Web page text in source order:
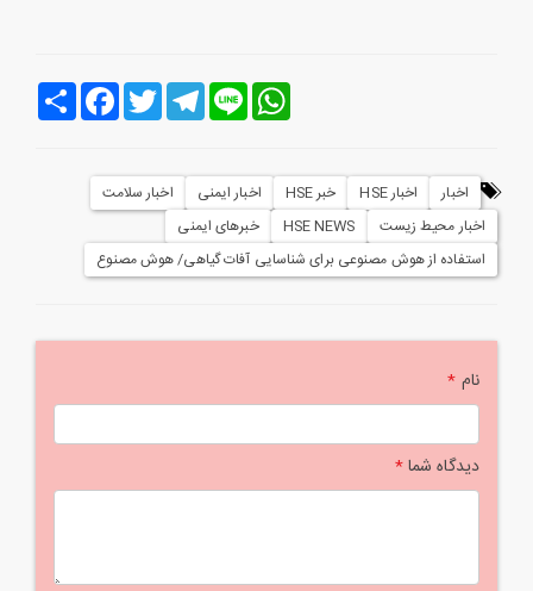
اشتراک
FacebookTwitter
Telegram Line
WhatsApp
اخبار اخبار HSE خبر HSE اخبار ایمنی
اخبار سلامت
اخبار محیط زیست
HSE NEWS
خبرهای ایمنی
استفاده از هوش مصنوعی برای شناسایی آفات گیاهی/ هوش مصنوع
نام*
دیدگاه شما*